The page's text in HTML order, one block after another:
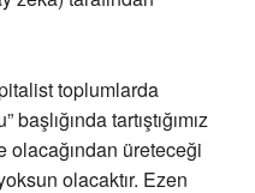
toplumlarda
tartıştığımız
olacağından üreteceği
olacaktır. Ezen